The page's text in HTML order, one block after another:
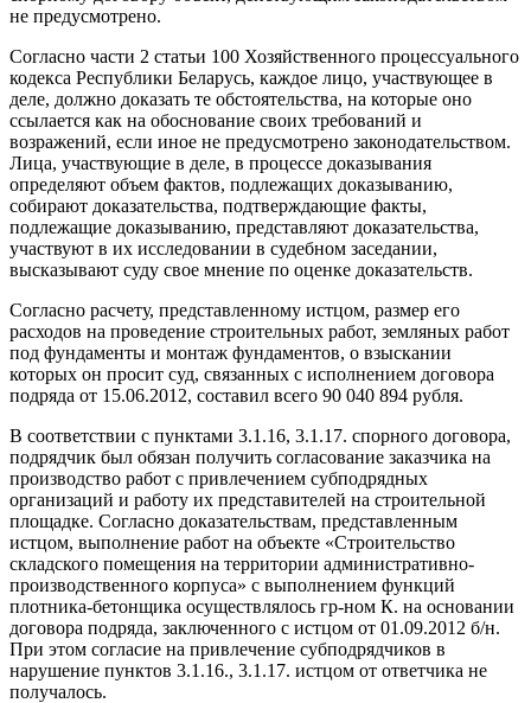
не предусмотрено.
Согласно части 2 статьи 100 Хозяйственного процессуального
кодекса Республики Беларусь, каждое лицо, участвующее в
деле, должно доказать те обстоятельства, на которые оно
ссылается как на обоснование своих требований и
возражений, если иное не предусмотрено законодательством.
Лица, участвующие в деле, в процессе доказывания
определяют объем фактов, подлежащих доказыванию,
собирают доказательства, подтверждающие факты,
подлежащие доказыванию, представляют доказательства,
участвуют в их исследовании в судебном заседании,
высказывают суду свое мнение по оценке доказательств.
Согласно расчету, представленному истцом, размер его
расходов на проведение строительных работ, земляных работ
под фундаменты и монтаж фундаментов, о взыскании
которых он просит суд, связанных с исполнением договора
подряда от 15.06.2012, составил всего 90 040 894 рубля.
В соответствии с пунктами 3.1.16, 3.1.17. спорного договора,
подрядчик был обязан получить согласование заказчика на
производство работ с привлечением субподрядных
организаций и работу их представителей на строительной
площадке. Согласно доказательствам, представленным
истцом, выполнение работ на объекте «Строительство
складского помещения на территории административно-
производственного корпуса» с выполнением функций
плотника-бетонщика осуществлялось гр-ном К. на основании
договора подряда, заключенного с истцом от 01.09.2012 б/н.
При этом согласие на привлечение субподрядчиков в
нарушение пунктов 3.1.16., 3.1.17. истцом от ответчика не
получалось.